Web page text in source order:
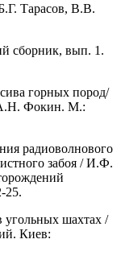
Тарасов, В.В.
сборник, вып. 1.
горных пород/
Фокин. М.:
радиоволнового
забоя / И.Ф.
25.
угольных шахтах /
Киев: